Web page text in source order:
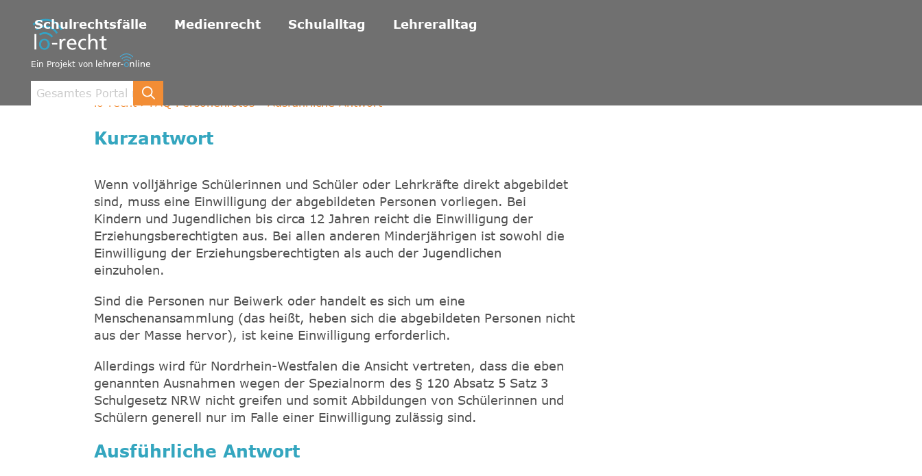
Schulrechtsfälle Medienrecht Schulalltag Lehreralltag
Ein Projekt von
lo-recht FAQ Personenfotos - Ausführliche Antwort
Kurzantwort
Wenn volljährige Schülerinnen und Schüler oder Lehrkräfte direkt abgebildet
sind, muss eine Einwilligung der abgebildeten Personen vorliegen. Bei
Kindern und Jugendlichen bis circa 12 Jahren reicht die Einwilligung der
Erziehungsberechtigten aus. Bei allen anderen Minderjährigen ist sowohl die
Einwilligung der Erziehungsberechtigten als auch der Jugendlichen
einzuholen.
Sind die Personen nur Beiwerk oder handelt es sich um eine
Menschenansammlung (das heißt, heben sich die abgebildeten Personen nicht
aus der Masse hervor), ist keine Einwilligung erforderlich.
Allerdings wird für Nordrhein-Westfalen die Ansicht vertreten, dass die eben
genannten Ausnahmen wegen der Spezialnorm des § 120 Absatz 5 Satz 3
Schulgesetz NRW nicht greifen und somit Abbildungen von Schülerinnen und
Schülern generell nur im Falle einer Einwilligung zulässig sind.
Ausführliche Antwort